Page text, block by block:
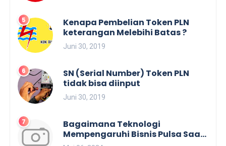
Kenapa Pembelian Token PLN
keterangan Melebihi Batas ?
Juni 30, 2019
SN (Serial Number) Token PLN
tidak bisa diinput
Juni 30, 2019
Bagaimana Teknologi
Mempengaruhi Bisnis Pulsa Saat